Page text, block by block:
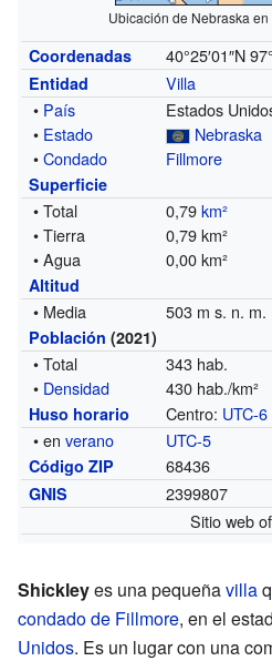
Ubicación de Nebraska
Coordenadas 40°25′01″N
Entidad
Villa
• País
Estados
• Estado
Nebraska
•Condado Fillmore
Superficie
• Total 0,79km²
• Tierra
0,79 km²
• Agua
0,00 km²
Altitud
• Media 503 m s. n. m.
Población (2021)
• Total
343 hab.
• Densidad 430 hab./km²
Huso horario Centro: UTC-6
• enverano UTC-5
Código ZIP 68436
GNIS
2399807
Sitio web
Shickleyes una pequeñavilla
condado de Fillmore, en el
Unidos. Es un lugar con una